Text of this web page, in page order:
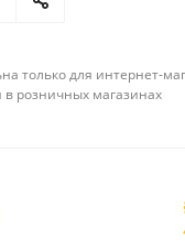
только для интернет-
в розничных магазинах